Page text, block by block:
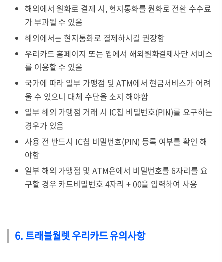
해외에서 원화로 결제 시, 현지통화를 원화로 전환 수수료
가 부과될 수 있음
해외에서는 현지통화로 결제하시길 권장함
우리카드 홈페이지 또는 앱에서 해외원화결제차단 서비스
를 이용할 수 있음
국가에 따라 일부 가맹점 및 ATM에서 현금서비스가 어려
울 수 있으니 대체 수단을 소지 해야함
일부 해외 가맹점 거래 시 IC칩 비밀번호(PIN)를 요구하는
경우가 있음
사용 전 반드시 IC칩 비밀번호(PIN) 등록 여부를 확인 해
야함
일부 해외 가맹점 및 ATM은에서 비밀번호를 6자리를 요
구할 경우 카드비밀번호 4자리 + 00을 입력하여 사용
6. 트래블월렛 우리카드 유의사항